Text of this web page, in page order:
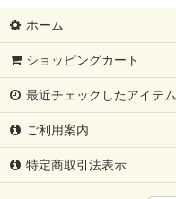
ホーム
ショッピングカート
最近チェックしたアイテム
ご利用案内
特定商取引法表示